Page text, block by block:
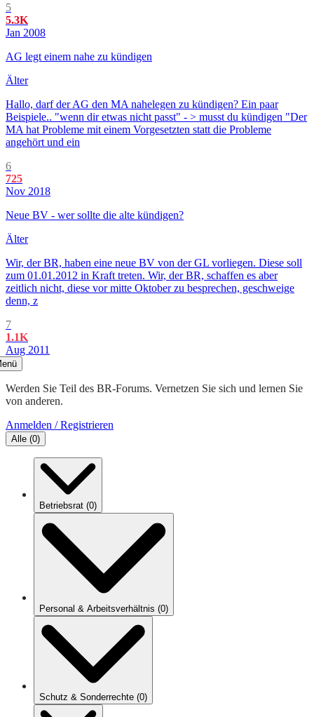
5
5.3K
Jan 2008
AG legt einem nahe zu kündigen
Älter
Hallo, darf der AG den MA nahelegen zu kündigen? Ein paar
Beispiele.. "wenn dir etwas nicht passt" - > musst du kündigen "Der
MA hat Probleme mit einem Vorgesetzten statt die Probleme
angehört und ein
6
725
Nov 2018
Neue BV - wer sollte die alte kündigen?
Älter
Wir, der BR, haben eine neue BV von der GL vorliegen. Diese soll
zum 01.01.2012 in Kraft treten. Wir, der BR, schaffen es aber
zeitlich nicht, diese vor mitte Oktober zu besprechen, geschweige
denn, z
7
1.1K
Aug 2011
Werden Sie Teil des BR-Forums. Vernetzen Sie sich und lernen Sie
von anderen.
Anmelden / Registrieren
Alle (0)
Betriebsrat (0)
Personal & Arbeitsverhältnis (0)
Schutz & Sonderrechte (0)